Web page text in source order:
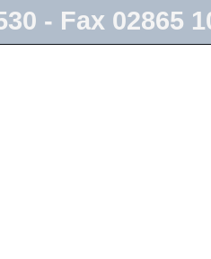
- Fax 02865